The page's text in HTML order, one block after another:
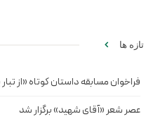
تازه ها
فراخوان مسابقه داستان کوتاه «از تبار
عصر شعر «آقای شهید» برگزار شد